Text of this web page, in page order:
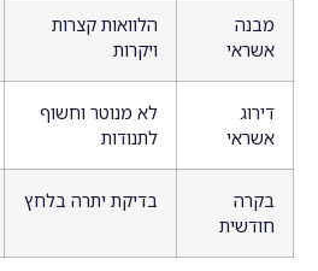
מבנה
אשראי
הלוואות קצרות
ויקרות
דירוג
אשראי
לא מנוטר וחשוף
לתנודות
בקרה
חודשית
בדיקת יתרה בלחץ